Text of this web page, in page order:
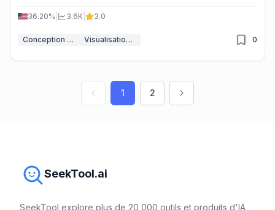
36.20% 3.6K 3.0
Conception de graphiques IA Visualisation de données 0
1 2
SeekTool.ai
SeekTool explore plus de 20 000 outils et produits d'IA